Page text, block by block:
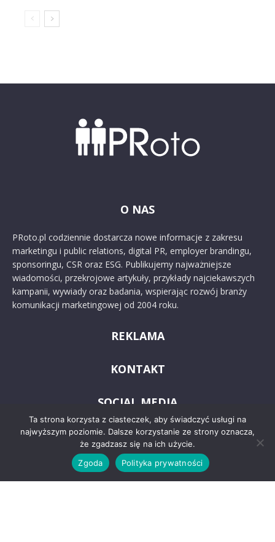
O NAS
PRoto.pl codziennie dostarcza nowe informacje z zakresu
marketingu i public relations, digital PR, employer brandingu,
sponsoringu, CSR oraz ESG. Publikujemy najważniejsze
wiadomości, przekrojowe artykuły, przykłady najciekawszych
kampanii, wywiady oraz badania, wspierając rozwój branży
komunikacji marketingowej od 2004 roku.
REKLAMA
KONTAKT
SOCIAL MEDIA
Ta strona korzysta z ciasteczek, aby świadczyć usługi na
najwyższym poziomie. Dalsze korzystanie ze strony oznacza,
że zgadzasz się na ich użycie.
Zgoda
Polityka prywatności